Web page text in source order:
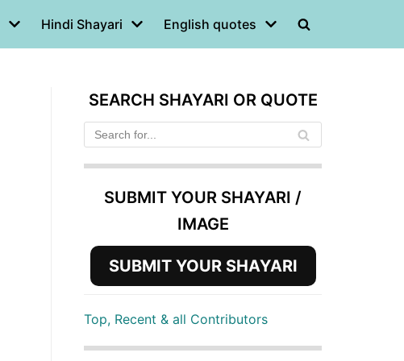
Hindi Shayari English quotes
SEARCH SHAYARI OR QUOTE
SUBMIT YOUR SHAYARI /
IMAGE
SUBMIT YOUR SHAYARI
Top, Recent & all Contributors